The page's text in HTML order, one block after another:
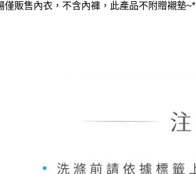
僅販售內衣，不含內褲，此產品不附贈襯墊~*